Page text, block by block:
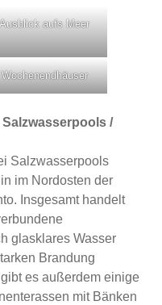
Ausblick aufs Meer
Wochenendhäuser
/
Salzwasserpools
im Nordosten der
Insgesamt handelt
glasklares Wasser
Brandung
es außerdem einige
mit Bänken